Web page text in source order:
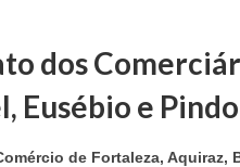
dos
Eusébio e
de Fortaleza, Aquiraz,